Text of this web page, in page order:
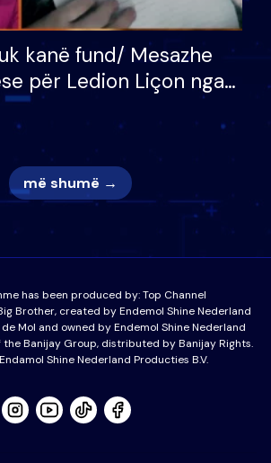
kanë fund/ Mesazhe
për Ledion Liçon nga
e tij, moderatori
dot lotët: Nuk meritoj…
më shumë →
has been produced by:Top Channel
Brother, created by Endemol Shine Nederland
Mol and owned by Endemol Shine Nederland
the Banijay Group, distributed by Banijay Rights.
Shine Nederland Producties B.V.